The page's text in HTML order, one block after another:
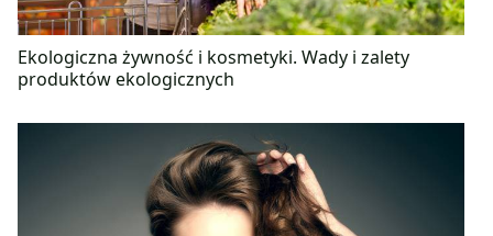
Ekologiczna żywność i kosmetyki. Wady i zalety
produktów ekologicznych